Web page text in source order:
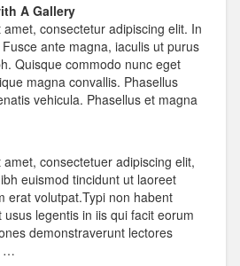
A Gallery
consectetur adipiscing elit. In
ante magna, iaculis ut purus
Quisque commodo nunc eget
magna convallis. Phasellus
vehicula. Phasellus et magna
consectetuer adipiscing elit,
euismod tincidunt ut laoreet
erat volutpat.Typi non habent
legentis in iis qui facit eorum
demonstraverunt lectores
…